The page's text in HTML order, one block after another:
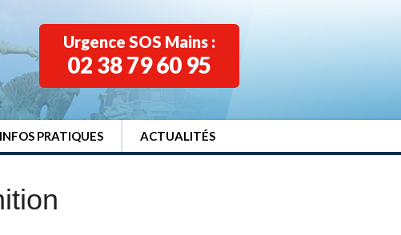
Urgence SOS Mains :
02 38 79 60 95
INFOS PRATIQUES ACTUALITÉS